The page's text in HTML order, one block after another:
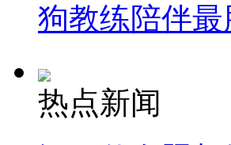
狗教练陪伴
热点新闻